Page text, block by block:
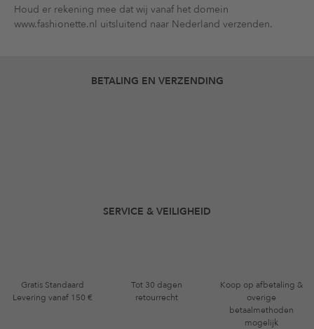
Houd er rekening mee dat wij vanaf het domein
www.fashionette.nl uitsluitend naar Nederland verzenden.
BETALING EN VERZENDING
SERVICE & VEILIGHEID
Gratis Standaard
Levering vanaf 150 €
Tot 30 dagen
retourrecht
Koop op afbetaling &
overige
betaalmethoden
mogelijk